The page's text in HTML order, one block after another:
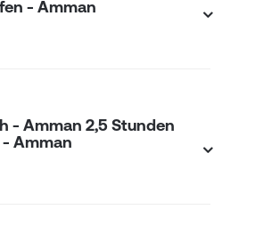
- Amman
- Amman 2,5 Stunden
- Amman